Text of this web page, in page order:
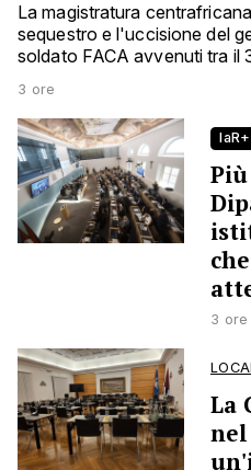
La magistratura
sequestro e l'uccisione del
soldato FACA avvenuti tra il
3 ore
laR+
3 ore
La